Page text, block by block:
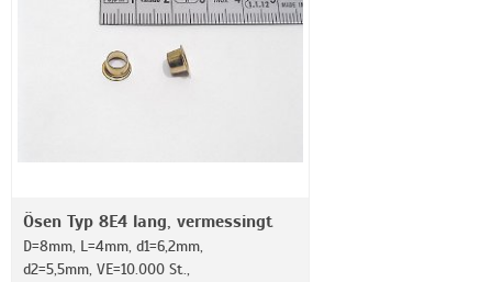
Ösen Typ 8E4 lang, vermessingt
D=8mm, L=4mm, d1=6,2mm,
d2=5,5mm, VE=10.000 St.,